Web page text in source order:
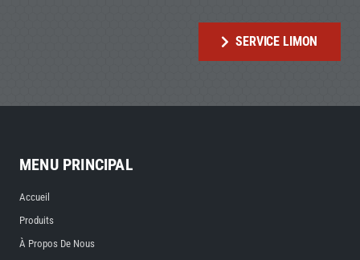
SERVICE LIMON
MENU PRINCIPAL
Accueil
Produits
À Propos De Nous